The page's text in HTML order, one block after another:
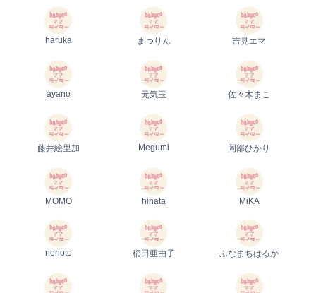
haruka まつりん 吉見エマ
ayano 元気玉 佐々木まこ
藤井絵里加 Megumi 岡部ひかり
MOMO hinata MiKA
nonoto 稲田亜由子 ふなまちはるか